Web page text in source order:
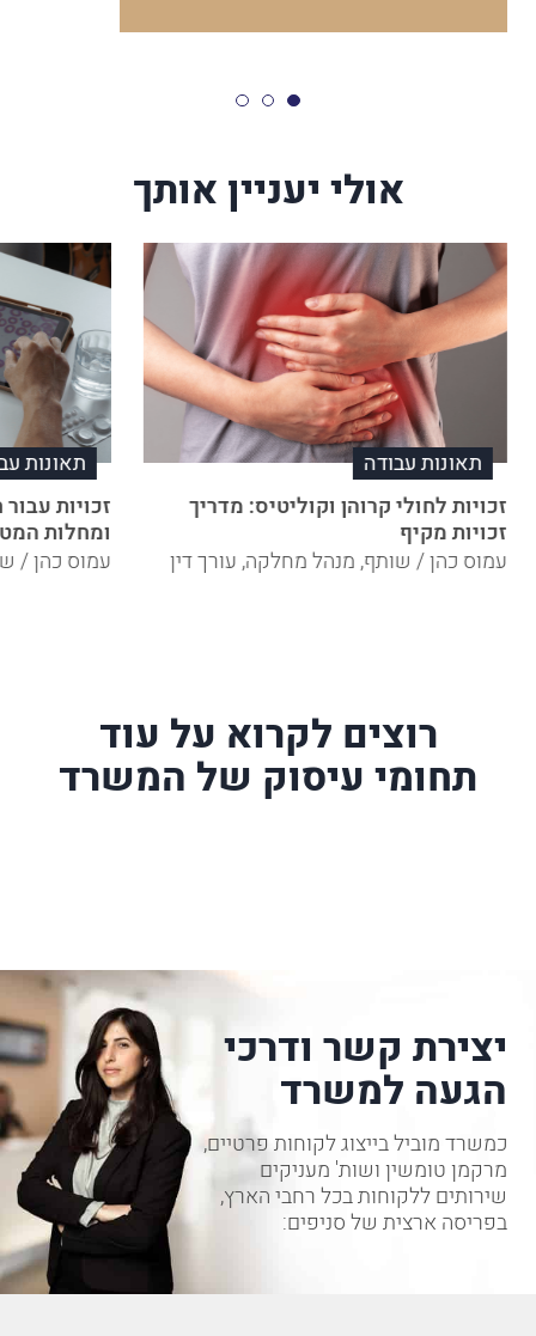
אולי יעניין אותך
תאונות עבודה
זכויות לחולי קרוהן וקוליטיס: מדריך
זכויות מקיף
עמוס כהן / שותף, מנהל מחלקה, עורך דין
תאונות
זכויות
ומחלות
עמוס כהן /
רוצים לקרוא על עוד
תחומי עיסוק של המשרד
יצירת קשר ודרכי
הגעה למשרד
כמשרד מוביל בייצוג לקוחות פרטיים,
מרקמן טומשין ושות' מעניקים
שירותים ללקוחות בכל רחבי הארץ,
בפריסה ארצית של סניפים: